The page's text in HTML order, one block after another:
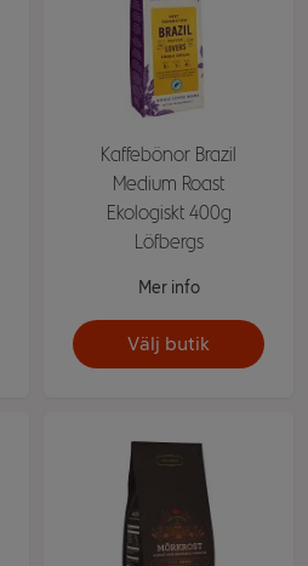
Kaffebönor Brazil
Medium Roast
Ekologiskt 400g
Löfbergs
Mer info
Välj butik